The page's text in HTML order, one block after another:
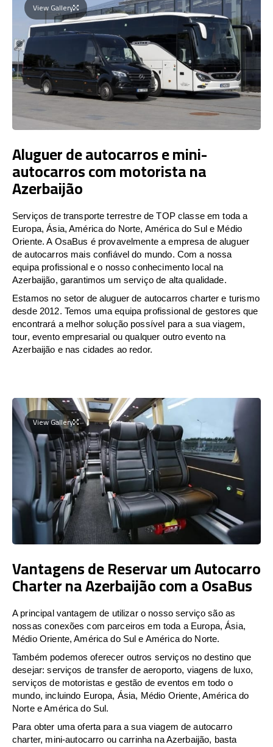
View Gallery
Aluguer de autocarros e mini-
autocarros com motorista na
Azerbaijão
Serviços de transporte terrestre de TOP classe em toda a
Europa, Ásia, América do Norte, América do Sul e Médio
Oriente. A OsaBus é provavelmente a empresa de aluguer
de autocarros mais confiável do mundo. Com a nossa
equipa profissional e o nosso conhecimento local na
Azerbaijão, garantimos um serviço de alta qualidade.
Estamos no setor de aluguer de autocarros charter e turismo
desde 2012. Temos uma equipa profissional de gestores que
encontrará a melhor solução possível para a sua viagem,
tour, evento empresarial ou qualquer outro evento na
Azerbaijão e nas cidades ao redor.
View Gallery
Vantagens de Reservar um Autocarro
Charter na Azerbaijão com a OsaBus
A principal vantagem de utilizar o nosso serviço são as
nossas conexões com parceiros em toda a Europa, Ásia,
Médio Oriente, América do Sul e América do Norte.
Também podemos oferecer outros serviços no destino que
desejar: serviços de transfer de aeroporto, viagens de luxo,
serviços de motoristas e gestão de eventos em todo o
mundo, incluindo Europa, Ásia, Médio Oriente, América do
Norte e América do Sul.
Para obter uma oferta para a sua viagem de autocarro
charter, mini-autocarro ou carrinha na Azerbaijão, basta